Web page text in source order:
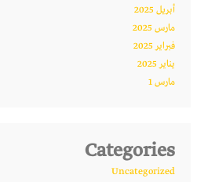
أبريل 2025
مارس 2025
فبراير 2025
يناير 2025
مارس 1
Categories
Uncategorized